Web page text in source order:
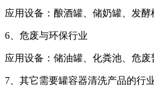
应用设备：酿酒罐、储奶罐、发酵
6、危废与环保行业
应用设备：储油罐、化粪池、危废
7、其它需要罐容器清洗产品的行